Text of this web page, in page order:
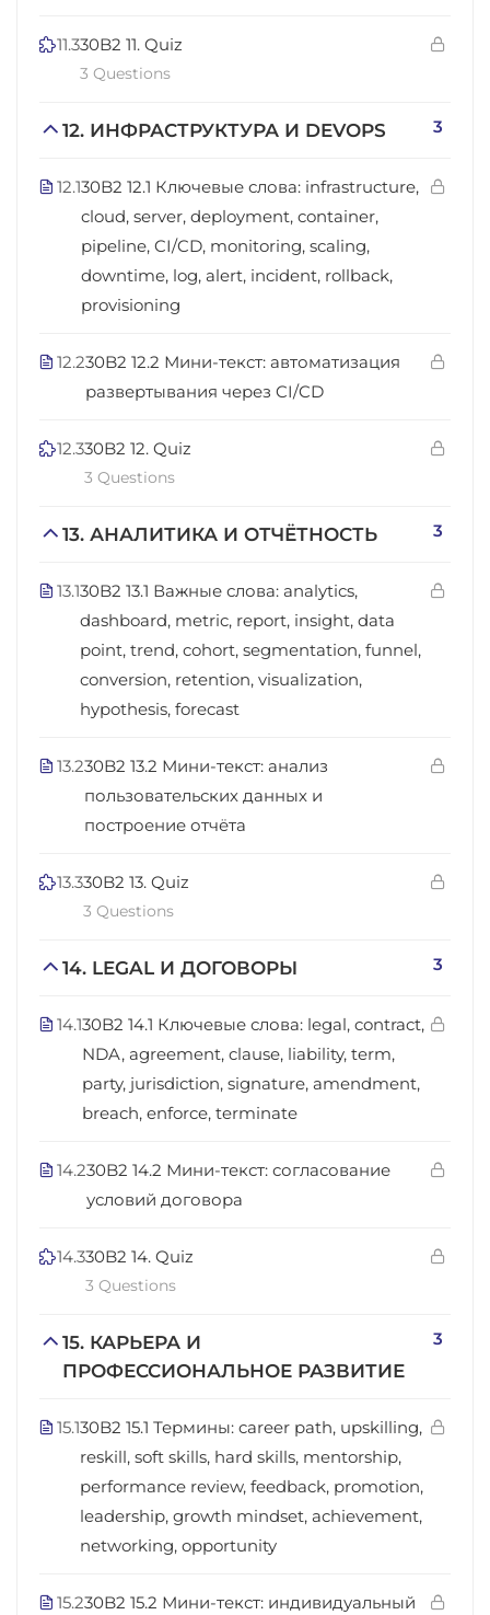
11.330B2 11. Quiz
3 Questions
12. ИНФРАСТРУКТУРА И DEVOPS 3
12.130B2 12.1 Ключевые слова: infrastructure,
cloud, server, deployment, container,
pipeline, CI/CD, monitoring, scaling,
downtime, log, alert, incident, rollback,
provisioning
12.230B2 12.2 Мини-текст: автоматизация
развертывания через CI/CD
12.330B2 12. Quiz
3 Questions
13. АНАЛИТИКА И ОТЧЁТНОСТЬ 3
13.130B2 13.1 Важные слова: analytics,
dashboard, metric, report, insight, data
point, trend, cohort, segmentation, funnel,
conversion, retention, visualization,
hypothesis, forecast
13.230B2 13.2 Мини-текст: анализ
пользовательских данных и
построение отчёта
13.330B2 13. Quiz
3 Questions
14. LEGAL И ДОГОВОРЫ 3
14.130B2 14.1 Ключевые слова: legal, contract,
NDA, agreement, clause, liability, term,
party, jurisdiction, signature, amendment,
breach, enforce, terminate
14.230B2 14.2 Мини-текст: согласование
условий договора
14.330B2 14. Quiz
3 Questions
15. КАРЬЕРА И
ПРОФЕССИОНАЛЬНОЕ РАЗВИТИЕ
3
15.130B2 15.1 Термины: career path, upskilling,
reskill, soft skills, hard skills, mentorship,
performance review, feedback, promotion,
leadership, growth mindset, achievement,
networking, opportunity
15.230B2 15.2 Мини-текст: индивидуальный